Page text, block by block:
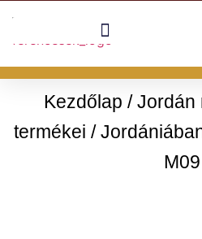
Kezdőlap /Jordán
termékei /
M09